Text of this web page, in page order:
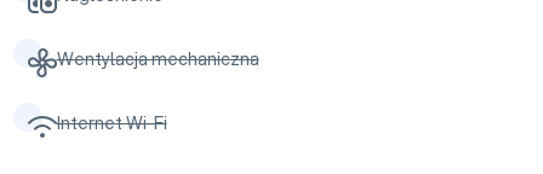
Wentylacja mechaniczna
Internet Wi-Fi